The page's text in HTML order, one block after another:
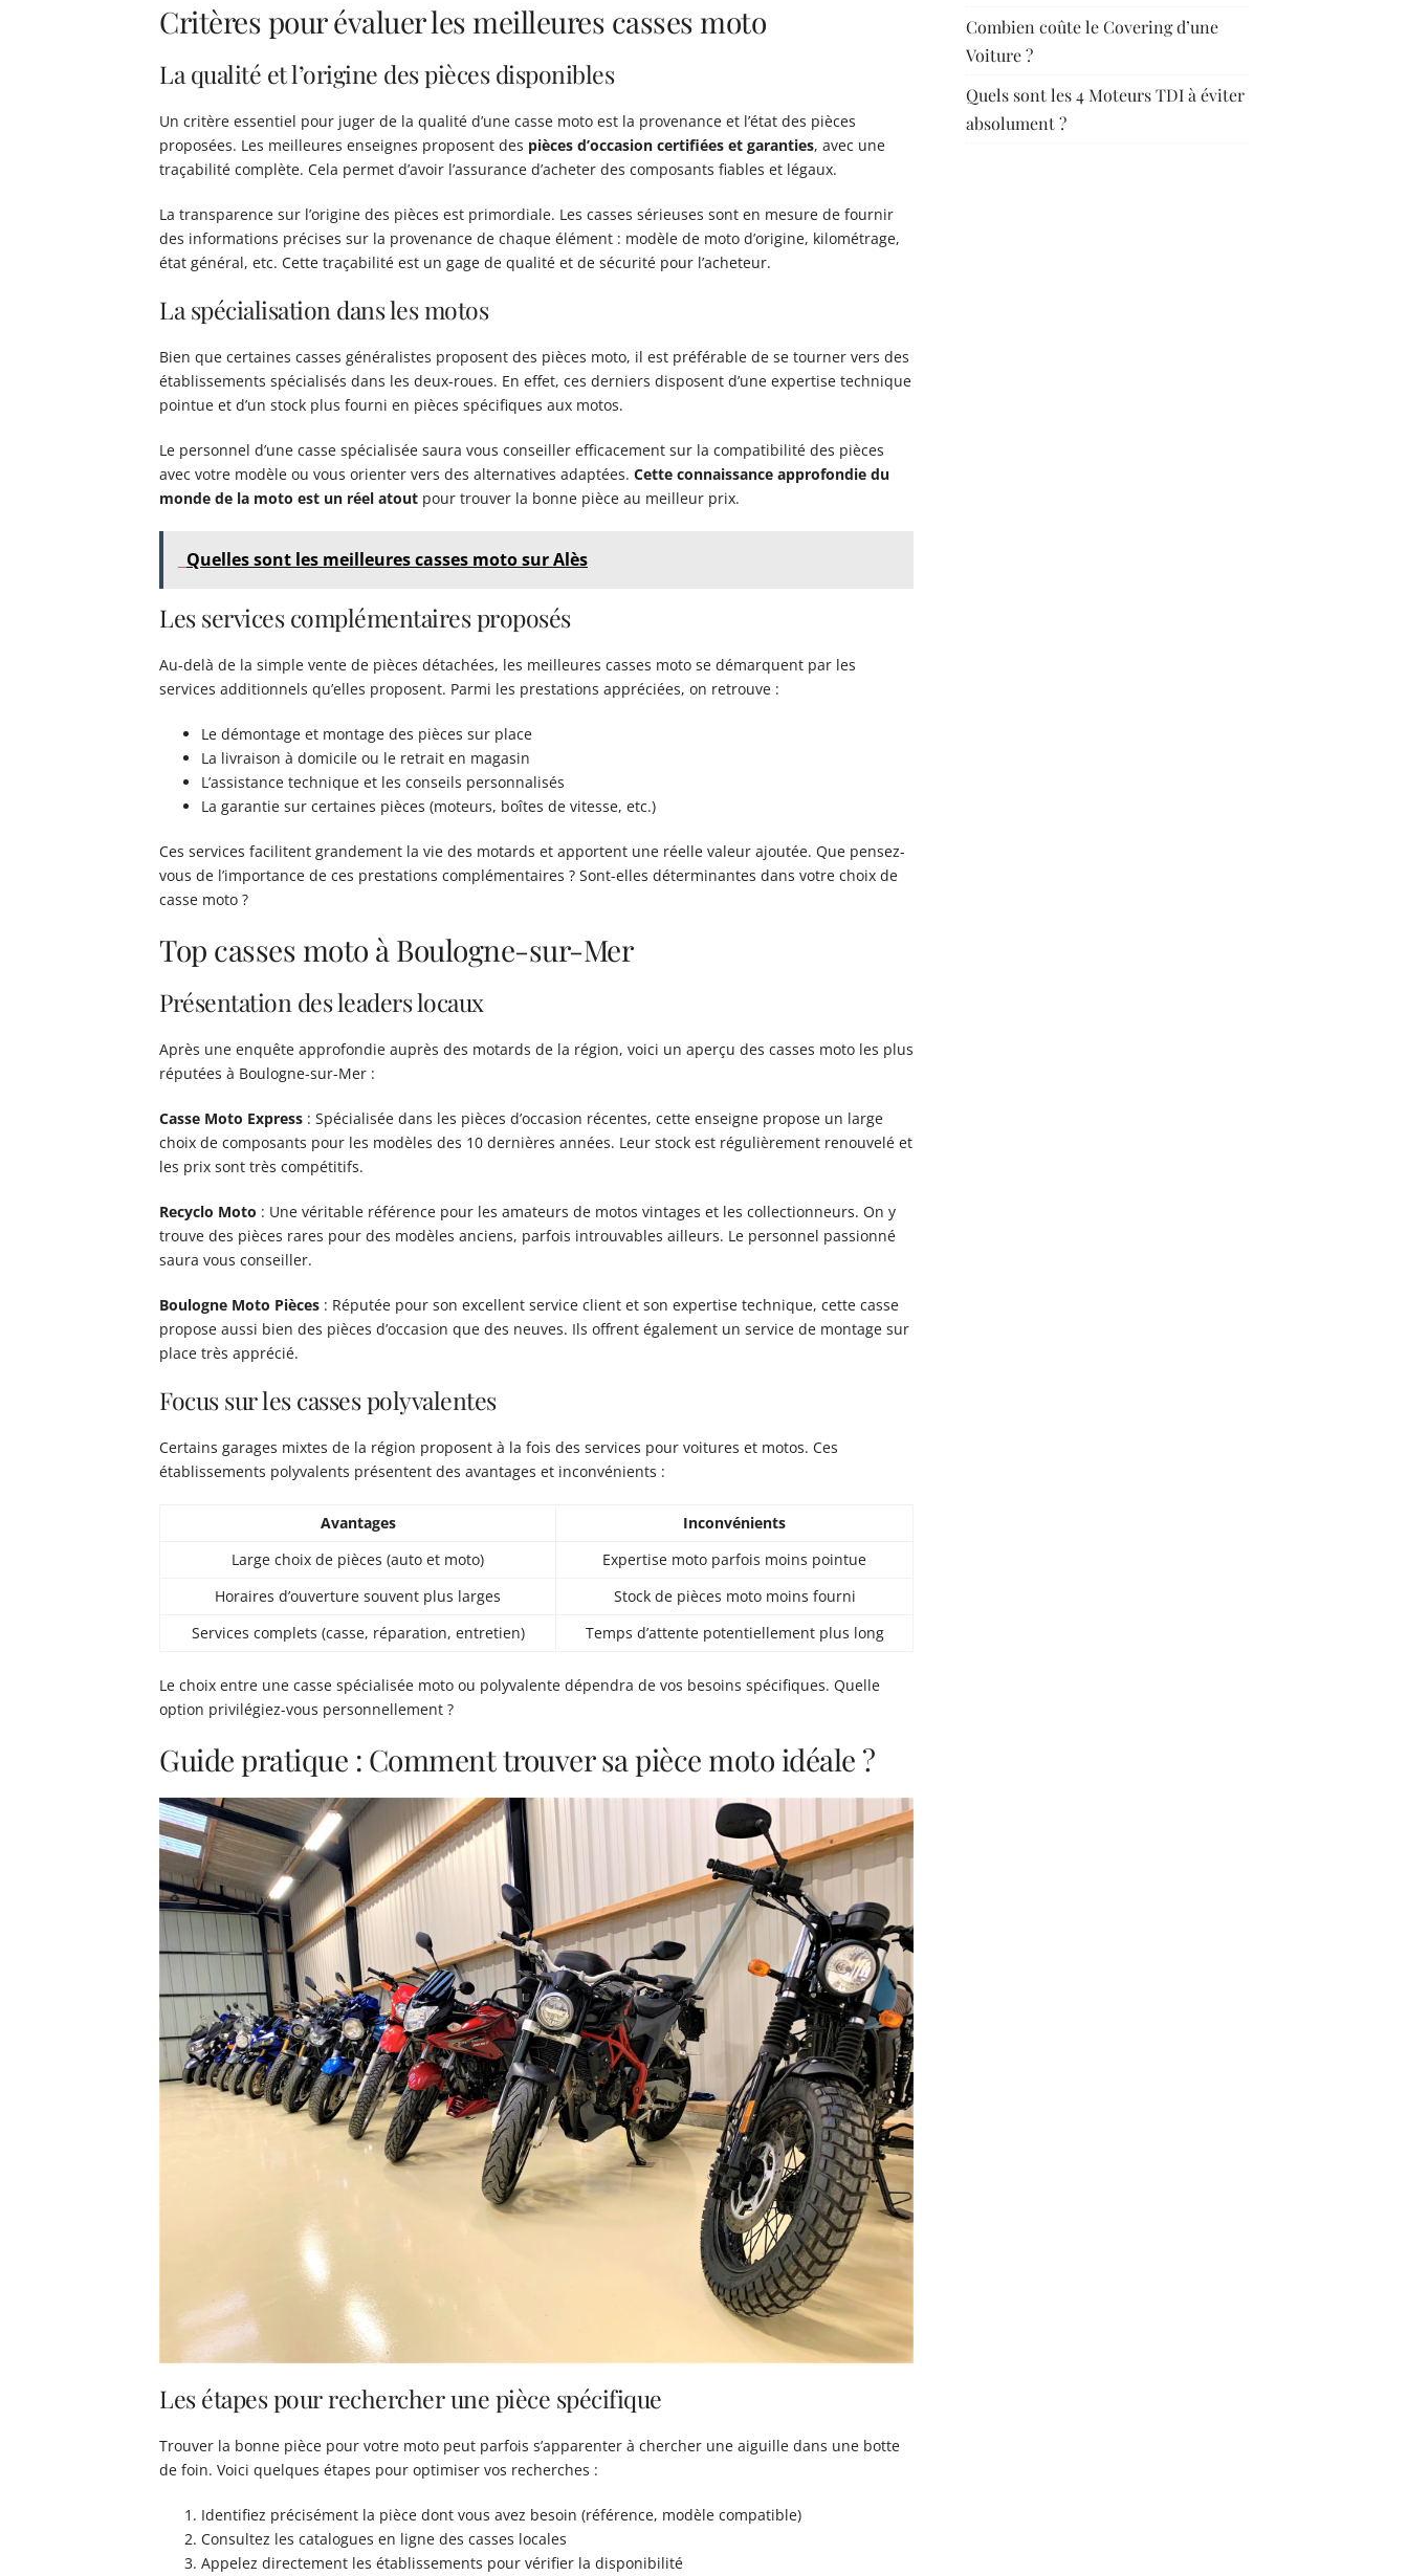
Critères pour évaluer les meilleures casses moto
La qualité et l’origine des pièces disponibles
Un critère essentiel pour juger de la qualité d’une casse moto est la provenance et l’état des pièces
proposées. Les meilleures enseignes proposent des pièces d’occasion certifiées et garanties, avec une
traçabilité complète. Cela permet d’avoir l’assurance d’acheter des composants fiables et légaux.
La transparence sur l’origine des pièces est primordiale. Les casses sérieuses sont en mesure de fournir
des informations précises sur la provenance de chaque élément : modèle de moto d’origine, kilométrage,
état général, etc. Cette traçabilité est un gage de qualité et de sécurité pour l’acheteur.
La spécialisation dans les motos
Bien que certaines casses généralistes proposent des pièces moto, il est préférable de se tourner vers des
établissements spécialisés dans les deux-roues. En effet, ces derniers disposent d’une expertise technique
pointue et d’un stock plus fourni en pièces spécifiques aux motos.
Le personnel d’une casse spécialisée saura vous conseiller efficacement sur la compatibilité des pièces
avec votre modèle ou vous orienter vers des alternatives adaptées. Cette connaissance approfondie du
monde de la moto est un réel atout pour trouver la bonne pièce au meilleur prix.
Quelles sont les meilleures casses moto sur Alès
Les services complémentaires proposés
Au-delà de la simple vente de pièces détachées, les meilleures casses moto se démarquent par les
services additionnels qu’elles proposent. Parmi les prestations appréciées, on retrouve :
Le démontage et montage des pièces sur place
La livraison à domicile ou le retrait en magasin
L’assistance technique et les conseils personnalisés
La garantie sur certaines pièces (moteurs, boîtes de vitesse, etc.)
Ces services facilitent grandement la vie des motards et apportent une réelle valeur ajoutée. Que pensez-
vous de l’importance de ces prestations complémentaires ? Sont-elles déterminantes dans votre choix de
casse moto ?
Top casses moto à Boulogne-sur-Mer
Présentation des leaders locaux
Après une enquête approfondie auprès des motards de la région, voici un aperçu des casses moto les plus
réputées à Boulogne-sur-Mer :
Casse Moto Express : Spécialisée dans les pièces d’occasion récentes, cette enseigne propose un large
choix de composants pour les modèles des 10 dernières années. Leur stock est régulièrement renouvelé et
les prix sont très compétitifs.
Recyclo Moto : Une véritable référence pour les amateurs de motos vintages et les collectionneurs. On y
trouve des pièces rares pour des modèles anciens, parfois introuvables ailleurs. Le personnel passionné
saura vous conseiller.
Boulogne Moto Pièces : Réputée pour son excellent service client et son expertise technique, cette casse
propose aussi bien des pièces d’occasion que des neuves. Ils offrent également un service de montage sur
place très apprécié.
Focus sur les casses polyvalentes
Certains garages mixtes de la région proposent à la fois des services pour voitures et motos. Ces
établissements polyvalents présentent des avantages et inconvénients :
Avantages
Inconvénients
Large choix de pièces (auto et moto)
Expertise moto parfois moins pointue
Horaires d’ouverture souvent plus larges
Stock de pièces moto moins fourni
Services complets (casse, réparation, entretien)
Temps d’attente potentiellement plus long
Le choix entre une casse spécialisée moto ou polyvalente dépendra de vos besoins spécifiques. Quelle
option privilégiez-vous personnellement ?
Guide pratique : Comment trouver sa pièce moto idéale ?
Les étapes pour rechercher une pièce spécifique
Trouver la bonne pièce pour votre moto peut parfois s’apparenter à chercher une aiguille dans une botte
de foin. Voici quelques étapes pour optimiser vos recherches :
Identifiez précisément la pièce dont vous avez besoin (référence, modèle compatible)
Consultez les catalogues en ligne des casses locales
Appelez directement les établissements pour vérifier la disponibilité
Combien coûte le Covering d’une
Voiture ?
Quels sont les 4 Moteurs TDI à éviter
absolument ?